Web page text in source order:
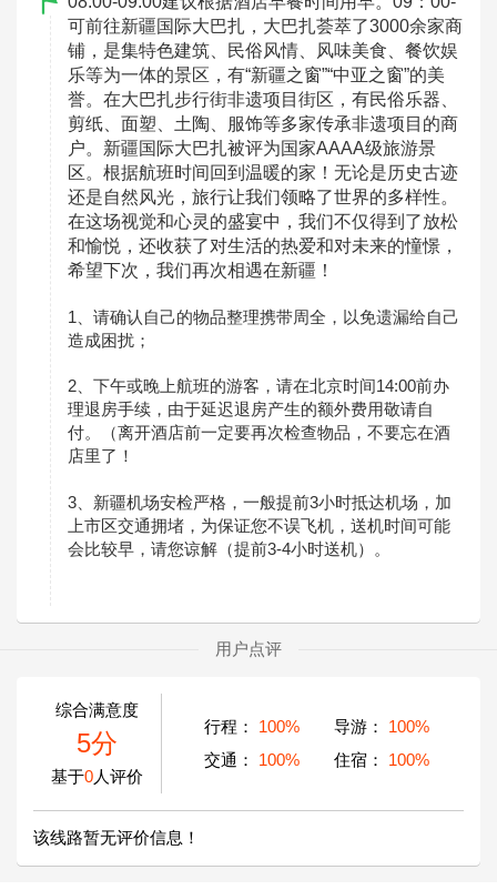
可前往新疆国际大巴扎，大巴扎荟萃了3000余家商
铺，是集特色建筑、民俗风情、风味美食、餐饮娱
乐等为一体的景区，有“新疆之窗”“中亚之窗”的美
誉。在大巴扎步行街非遗项目街区，有民俗乐器、
剪纸、面塑、土陶、服饰等多家传承非遗项目的商
户。新疆国际大巴扎被评为国家AAAA级旅游景
区。 根据航班时间回到温暖的家！无论是历史古迹
还是自然风光，旅行让我们领略了世界的多样性。
在这场视觉和心灵的盛宴中，我们不仅得到了放松
和愉悦，还收获了对生活的热爱和对未来的憧憬，
希望下次，我们再次相遇在新疆！
1、请确认自己的物品整理携带周全，以免遗漏给自己
造成困扰；
2、下午或晚上航班的游客，请在北京时间14:00前办
理退房手续，由于延迟退房产生的额外费用敬请自
付。（离开酒店前一定要再次检查物品，不要忘在酒
店里了！
3、新疆机场安检严格，一般提前3小时抵达机场，加
上市区交通拥堵，为保证您不误飞机，送机时间可能
会比较早，请您谅解（提前3-4小时送机）。
用户点评
综合满意度
5分
基于0人评价
行程： 100% 导游：
100%
交通：
100% 住宿： 100%
该线路暂无评价信息！